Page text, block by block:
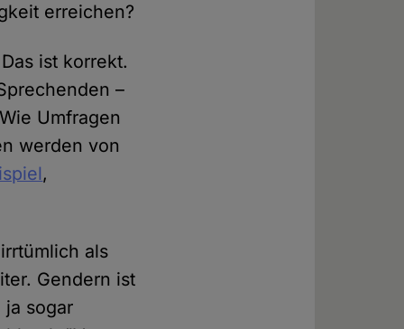
erreichen?
ist korrekt.
–
Umfragen
werden von
,
als
Gendern ist
sogar